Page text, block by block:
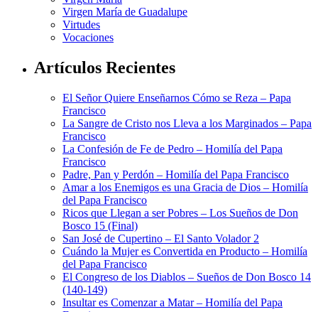
Virgen María de Guadalupe
Virtudes
Vocaciones
Artículos Recientes
El Señor Quiere Enseñarnos Cómo se Reza – Papa
Francisco
La Sangre de Cristo nos Lleva a los Marginados – Papa
Francisco
La Confesión de Fe de Pedro – Homilía del Papa
Francisco
Padre, Pan y Perdón – Homilía del Papa Francisco
Amar a los Enemigos es una Gracia de Dios – Homilía
del Papa Francisco
Ricos que Llegan a ser Pobres – Los Sueños de Don
Bosco 15 (Final)
San José de Cupertino – El Santo Volador 2
Cuándo la Mujer es Convertida en Producto – Homilía
del Papa Francisco
El Congreso de los Diablos – Sueños de Don Bosco 14
(140-149)
Insultar es Comenzar a Matar – Homilía del Papa